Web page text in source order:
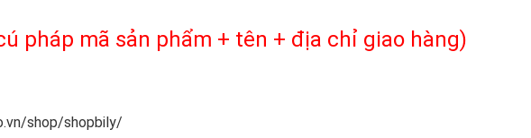
pháp mã sản phẩm + tên + địa chỉ giao hàng)
shop/shopbily/